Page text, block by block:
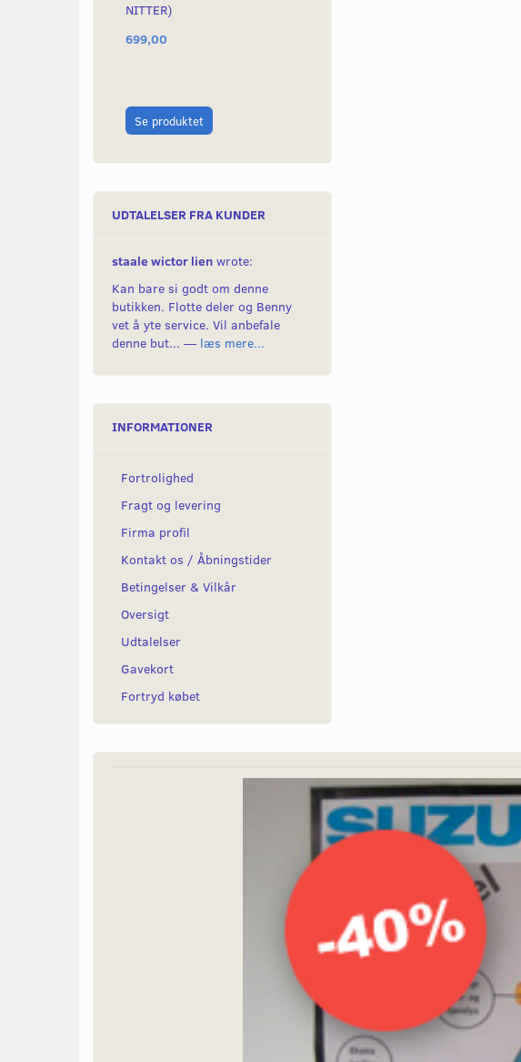
NITTER)
699,00
Se produktet
UDTALELSER FRA KUNDER
staale wictor lien wrote:
Kan bare si godt om denne
butikken. Flotte deler og Benny
vet å yte service. Vil anbefale
denne but... — læs mere...
INFORMATIONER
Fortrolighed
Fragt og levering
Firma profil
Kontakt os / Åbningstider
Betingelser & Vilkår
Oversigt
Udtalelser
Gavekort
Fortryd købet